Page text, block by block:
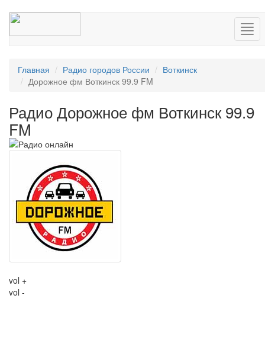
Главная Радио городов России
Воткинск
Дорожное фм Воткинск 99.9 FM
Радио Дорожное фм Воткинск 99.9
FM
vol +
vol -